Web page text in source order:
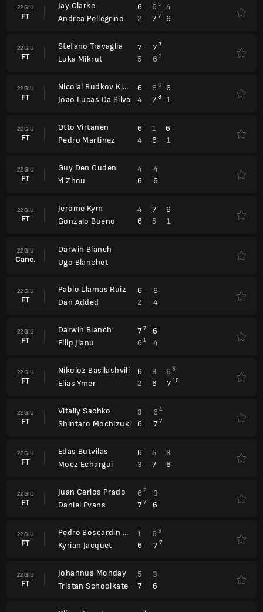
22 GIU
FT
Jay Clarke
Andrea Pellegrino
6 6 5
4
2
7 7 6
22 GIU
FT
Stefano Travaglia
Luka Mikrut
7 7 7
5 6 3
22 GIU
FT
Nicolai Budkov Kjaer
Joao Lucas Da Silva
6 6 6
6
4
7 8 1
22 GIU
FT
Otto Virtanen
Pedro Martinez
6 1
6
4
6 1
22 GIU
FT
Guy Den Ouden
Yi Zhou
4
4
6
6
22 GIU
FT
Jerome Kym
Gonzalo Bueno
4 7
6
6
5 1
22 GIU
Canc.
Darwin Blanch
Ugo Blanchet
22 GIU
FT
Pablo Llamas Ruiz
Dan Added
6
6
2
4
22 GIU
FT
Darwin Blanch
Filip Jianu
7 7
6
6 1 4
22 GIU
FT
Nikoloz Basilashvili
Elias Ymer
6 3 6 8
2 6 7 10
22 GIU
FT
Vitaliy Sachko
Shintaro Mochizuki
3 6 4
6 7 7
22 GIU
FT
Edas Butvilas
Moez Echargui
6 5
3
3
7 6
22 GIU
FT
Juan Carlos Prado
Daniel Evans
6 2
3
7 7 6
22 GIU
FT
Pedro Boscardin Dias
Kyrian Jacquet
1 6 3
6 7 7
22 GIU
FT
Johannus Monday
Tristan Schoolkate
5
3
7
6